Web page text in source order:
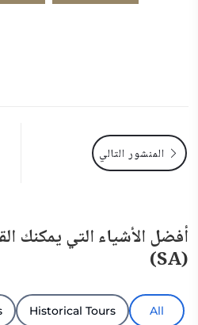
أفضل الأشياء التي يمكنك
(SA)
All
Historical Tours